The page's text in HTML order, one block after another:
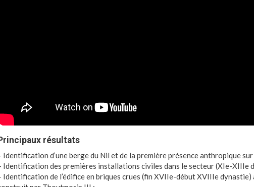
résultats
Identification d’une berge du Nil et de la première présence anthropique
Identification des premières installations civiles dans le secteur (XIe-XIIIe
Identification de l’édifice en briques crues (fin XVIIe-début XVIIIe